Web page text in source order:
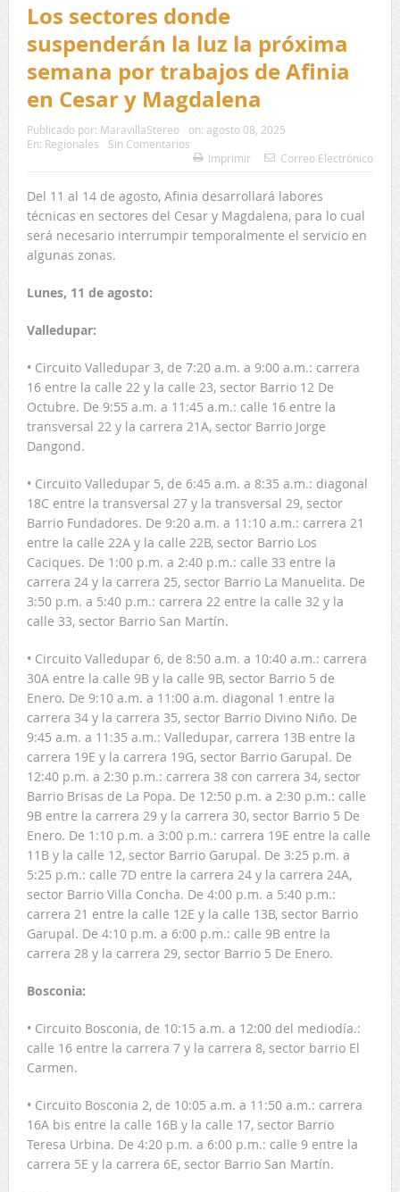
Los sectores donde
suspenderán la luz la próxima
semana por trabajos de Afinia
en Cesar y Magdalena
Publicado por: MaravillaStereo on: agosto 08, 2025
En: Regionales
Sin Comentarios
Imprimir
Correo Electrónico
Del 11 al 14 de agosto, Afinia desarrollará labores
técnicas en sectores del Cesar y Magdalena, para lo cual
será necesario interrumpir temporalmente el servicio en
algunas zonas.
Lunes, 11 de agosto:
Valledupar:
• Circuito Valledupar 3, de 7:20 a.m. a 9:00 a.m.: carrera
16 entre la calle 22 y la calle 23, sector Barrio 12 De
Octubre. De 9:55 a.m. a 11:45 a.m.: calle 16 entre la
transversal 22 y la carrera 21A, sector Barrio Jorge
Dangond.
• Circuito Valledupar 5, de 6:45 a.m. a 8:35 a.m.: diagonal
18C entre la transversal 27 y la transversal 29, sector
Barrio Fundadores. De 9:20 a.m. a 11:10 a.m.: carrera 21
entre la calle 22A y la calle 22B, sector Barrio Los
Caciques. De 1:00 p.m. a 2:40 p.m.: calle 33 entre la
carrera 24 y la carrera 25, sector Barrio La Manuelita. De
3:50 p.m. a 5:40 p.m.: carrera 22 entre la calle 32 y la
calle 33, sector Barrio San Martín.
• Circuito Valledupar 6, de 8:50 a.m. a 10:40 a.m.: carrera
30A entre la calle 9B y la calle 9B, sector Barrio 5 de
Enero. De 9:10 a.m. a 11:00 a.m. diagonal 1 entre la
carrera 34 y la carrera 35, sector Barrio Divino Niño. De
9:45 a.m. a 11:35 a.m.: Valledupar, carrera 13B entre la
carrera 19E y la carrera 19G, sector Barrio Garupal. De
12:40 p.m. a 2:30 p.m.: carrera 38 con carrera 34, sector
Barrio Brisas de La Popa. De 12:50 p.m. a 2:30 p.m.: calle
9B entre la carrera 29 y la carrera 30, sector Barrio 5 De
Enero. De 1:10 p.m. a 3:00 p.m.: carrera 19E entre la calle
11B y la calle 12, sector Barrio Garupal. De 3:25 p.m. a
5:25 p.m.: calle 7D entre la carrera 24 y la carrera 24A,
sector Barrio Villa Concha. De 4:00 p.m. a 5:40 p.m.:
carrera 21 entre la calle 12E y la calle 13B, sector Barrio
Garupal. De 4:10 p.m. a 6:00 p.m.: calle 9B entre la
carrera 28 y la carrera 29, sector Barrio 5 De Enero.
Bosconia:
• Circuito Bosconia, de 10:15 a.m. a 12:00 del mediodía.:
calle 16 entre la carrera 7 y la carrera 8, sector barrio El
Carmen.
• Circuito Bosconia 2, de 10:05 a.m. a 11:50 a.m.: carrera
16A bis entre la calle 16B y la calle 17, sector Barrio
Teresa Urbina. De 4:20 p.m. a 6:00 p.m.: calle 9 entre la
carrera 5E y la carrera 6E, sector Barrio San Martín.